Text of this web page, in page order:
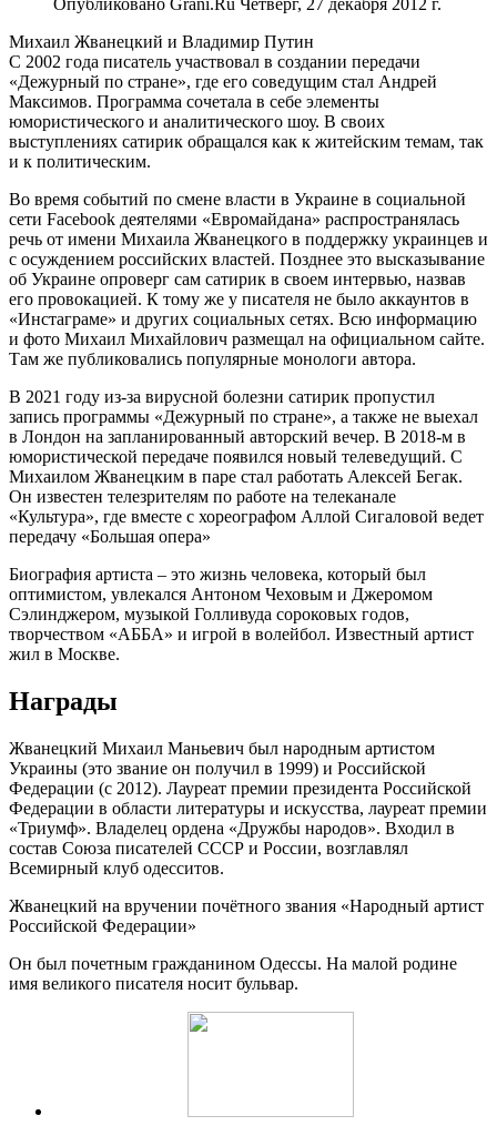
Опубликовано Grani.Ru Четверг, 27 декабря 2012 г.
Михаил Жванецкий и Владимир Путин
С 2002 года писатель участвовал в создании передачи
«Дежурный по стране», где его соведущим стал Андрей
Максимов. Программа сочетала в себе элементы
юмористического и аналитического шоу. В своих
выступлениях сатирик обращался как к житейским темам, так
и к политическим.
Во время событий по смене власти в Украине в социальной
сети Facebook деятелями «Евромайдана» распространялась
речь от имени Михаила Жванецкого в поддержку украинцев и
с осуждением российских властей. Позднее это высказывание
об Украине опроверг сам сатирик в своем интервью, назвав
его провокацией. К тому же у писателя не было аккаунтов в
«Инстаграме» и других социальных сетях. Всю информацию
и фото Михаил Михайлович размещал на официальном сайте.
Там же публиковались популярные монологи автора.
В 2021 году из-за вирусной болезни сатирик пропустил
запись программы «Дежурный по стране», а также не выехал
в Лондон на запланированный авторский вечер. В 2018-м в
юмористической передаче появился новый телеведущий. С
Михаилом Жванецким в паре стал работать Алексей Бегак.
Он известен телезрителям по работе на телеканале
«Культура», где вместе с хореографом Аллой Сигаловой ведет
передачу «Большая опера»
Биография артиста – это жизнь человека, который был
оптимистом, увлекался Антоном Чеховым и Джеромом
Сэлинджером, музыкой Голливуда сороковых годов,
творчеством «АББА» и игрой в волейбол. Известный артист
жил в Москве.
Награды
Жванецкий Михаил Маньевич был народным артистом
Украины (это звание он получил в 1999) и Российской
Федерации (с 2012). Лауреат премии президента Российской
Федерации в области литературы и искусства, лауреат премии
«Триумф». Владелец ордена «Дружбы народов». Входил в
состав Союза писателей СССР и России, возглавлял
Всемирный клуб одесситов.
Жванецкий на вручении почётного звания «Народный артист
Российской Федерации»
Он был почетным гражданином Одессы. На малой родине
имя великого писателя носит бульвар.